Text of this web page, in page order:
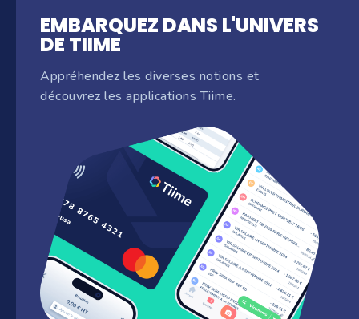
EMBARQUEZ DANS L'UNIVERS
DE TIIME
Appréhendez les diverses notions et
découvrez les applications Tiime.